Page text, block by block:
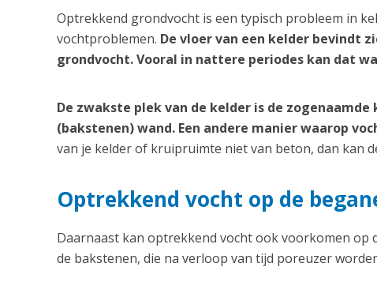
Optrekkend grondvocht is een typisch probleem in
vochtproblemen. De vloer van een kelder bevindt
grondvocht. Vooral in nattere periodes kan dat
De zwakste plek van de kelder is de
(bakstenen) wand. Een andere manier waarop
van je kelder of kruipruimte niet van beton, dan kan
Optrekkend vocht op de
Daarnaast kan optrekkend vocht ook voorkomen op
de bakstenen, die na verloop van tijd poreuzer